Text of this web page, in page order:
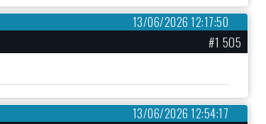
13/06/2026 12:17:50
#1 505
13/06/2026 12:54:17